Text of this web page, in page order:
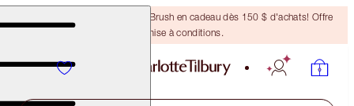
Recevez un pinceau Bronzing Brush en cadeau dès 150 $ d'achats! Offre
soumise à conditions.